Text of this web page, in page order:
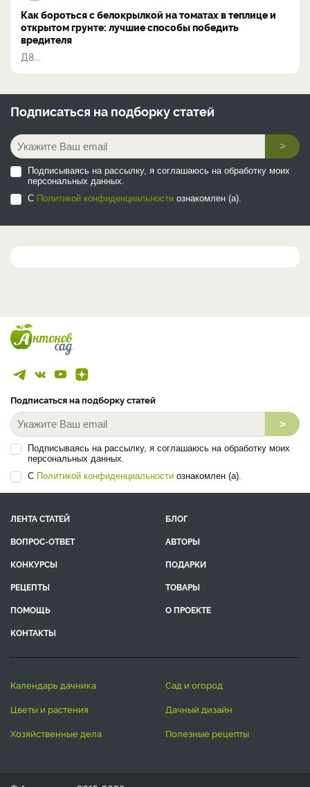
Как бороться с белокрылкой на томатах в теплице и
открытом грунте: лучшие способы победить
вредителя
Д8...
Подписаться на подборку статей
>
Подписываясь на рассылку, я соглашаюсь на обработку моих
персональных данных.
С Политикой конфиденциальности ознакомлен (а).
Подписаться на подборку статей
>
Подписываясь на рассылку, я соглашаюсь на обработку моих
персональных данных.
С Политикой конфиденциальности ознакомлен (а).
ЛЕНТА СТАТЕЙ
БЛОГ
ВОПРОС-ОТВЕТ
АВТОРЫ
КОНКУРСЫ
ПОДАРКИ
РЕЦЕПТЫ
ТОВАРЫ
ПОМОЩЬ
О ПРОЕКТЕ
КОНТАКТЫ
календарь дачника
сад и огород
цветы и растения
дачный дизайн
хозяйственные дела
полезные рецепты